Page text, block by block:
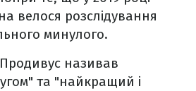
велося розслідування
минулого.
Продивус називав
та "найкращий і